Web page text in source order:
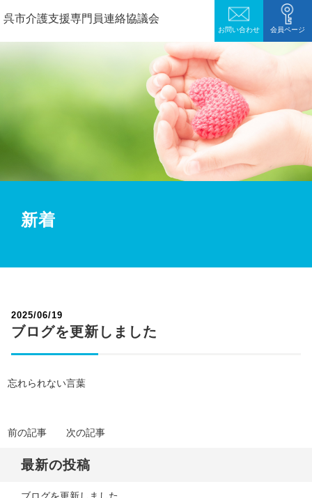
呉市介護支援専門員連絡協議会
お問い合わせ 会員ページ
新着
2025/06/19
ブログを更新しました
忘れられない言葉
前の記事 次の記事
最新の投稿